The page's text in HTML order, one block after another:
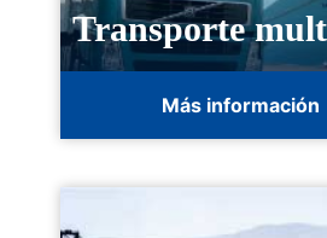
Transporte
Más información